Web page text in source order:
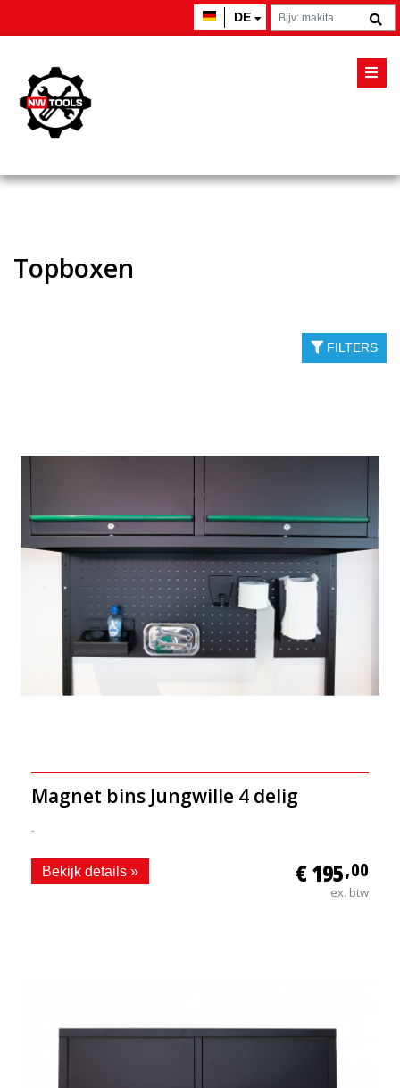
DE
Topboxen
FILTERS
Magnet bins Jungwille 4 delig
-
€ 195,00
ex. btw
Bekijk details »